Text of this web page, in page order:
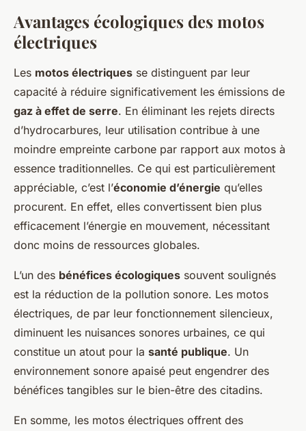
Avantages écologiques des motos
électriques
Les motos électriques se distinguent par leur
capacité à réduire significativement les émissions de
gaz à effet de serre. En éliminant les rejets directs
d’hydrocarbures, leur utilisation contribue à une
moindre empreinte carbone par rapport aux motos à
essence traditionnelles. Ce qui est particulièrement
appréciable, c’est l’économie d’énergie qu’elles
procurent. En effet, elles convertissent bien plus
efficacement l’énergie en mouvement, nécessitant
donc moins de ressources globales.
L’un des bénéfices écologiques souvent soulignés
est la réduction de la pollution sonore. Les motos
électriques, de par leur fonctionnement silencieux,
diminuent les nuisances sonores urbaines, ce qui
constitue un atout pour la santé publique. Un
environnement sonore apaisé peut engendrer des
bénéfices tangibles sur le bien-être des citadins.
En somme, les motos électriques offrent des